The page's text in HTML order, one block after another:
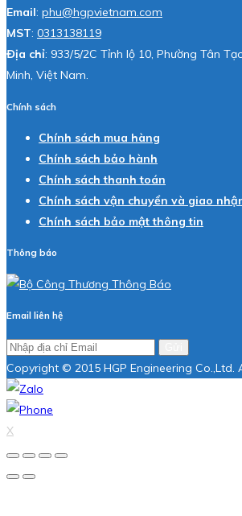
Email: phu@hgpvietnam.com
MST: 0313138119
Địa chỉ: 933/5/2C Tỉnh lộ 10, Phường Tân
Minh, Việt Nam.
Chính sách
Chính sách mua hàng
Chính sách bảo hành
Chính sách thanh toán
Chính sách vận chuyển và giao
Chính sách bảo mật thông tin
Thông báo
Email liên hệ
Copyright © 2015 HGP Engineering Co.,Ltd.
X